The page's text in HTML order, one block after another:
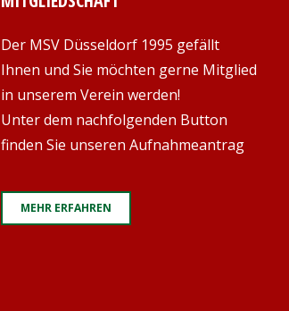
Der MSV Düsseldorf 1995 gefällt
Ihnen und Sie möchten gerne Mitglied
in unserem Verein werden!
Unter dem nachfolgenden Button
finden Sie unseren Aufnahmeantrag
MEHR ERFAHREN